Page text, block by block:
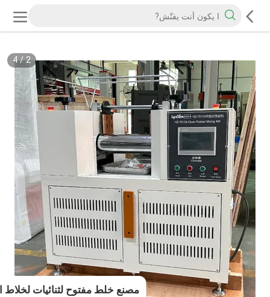
2
/
4
مصنع خلط مفتوح لثنائيات لخلاط